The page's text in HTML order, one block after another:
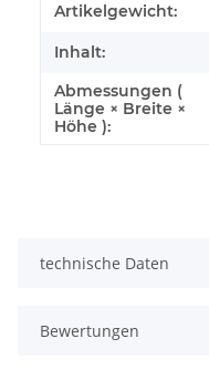
Artikelgewicht:
Inhalt:
Abmessungen (
Länge × Breite ×
Höhe ):
technische Daten
Bewertungen